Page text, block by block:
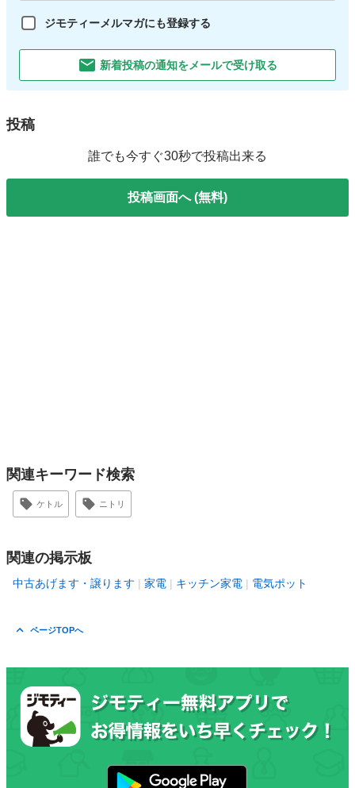
ジモティーメルマガにも登録する
新着投稿の通知をメールで受け取る
投稿
誰でも今すぐ30秒で投稿出来る
投稿画面へ (無料)
関連キーワード検索
ケトル ニトリ
関連の掲示板
中古あげます・譲ります 家電 キッチン家電 電気ポット
ページTOPへ